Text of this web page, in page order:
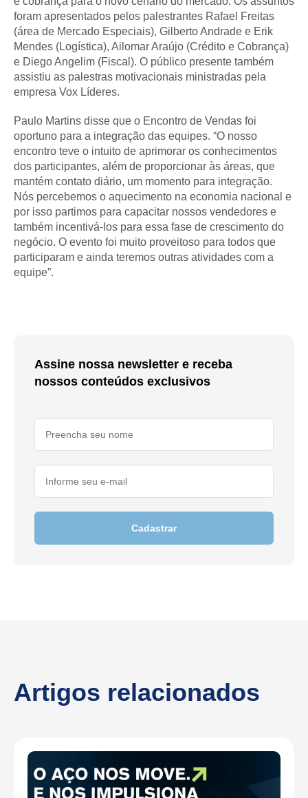
foram apresentados pelos palestrantes Rafael Freitas
(área de Mercado Especiais), Gilberto Andrade e Erik
Mendes (Logística), Ailomar Araújo (Crédito e Cobrança)
e Diego Angelim (Fiscal). O público presente também
assistiu as palestras motivacionais ministradas pela
empresa Vox Líderes.
Paulo Martins disse que o Encontro de Vendas foi
oportuno para a integração das equipes. “O nosso
encontro teve o intuito de aprimorar os conhecimentos
dos participantes, além de proporcionar às áreas, que
mantém contato diário, um momento para integração.
Nós percebemos o aquecimento na economia nacional e
por isso partimos para capacitar nossos vendedores e
também incentivá-los para essa fase de crescimento do
negócio. O evento foi muito proveitoso para todos que
participaram e ainda teremos outras atividades com a
equipe”.
Assine nossa newsletter e receba
nossos conteúdos exclusivos
Cadastrar
Artigos relacionados